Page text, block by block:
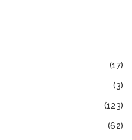
(17)
(3)
(123)
(62)